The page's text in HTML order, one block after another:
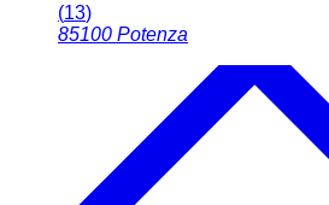
(13)
85100 Potenza